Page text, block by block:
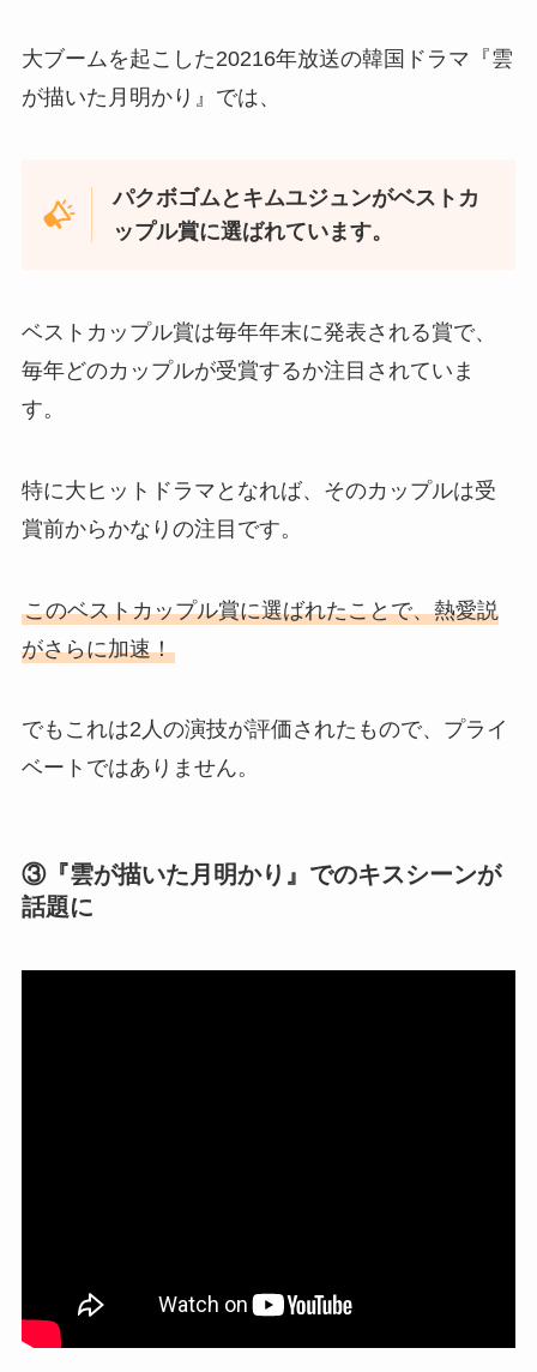
大ブームを起こした20216年放送の韓国ドラマ『雲
が描いた月明かり』では、
パクボゴムとキムユジュンがベストカ
ップル賞に選ばれています。
ベストカップル賞は毎年年末に発表される賞で、
毎年どのカップルが受賞するか注目されていま
す。
特に大ヒットドラマとなれば、そのカップルは受
賞前からかなりの注目です。
このベストカップル賞に選ばれたことで、熱愛説
がさらに加速！
でもこれは2人の演技が評価されたもので、プライ
ベートではありません。
③『雲が描いた月明かり』でのキスシーンが
話題に